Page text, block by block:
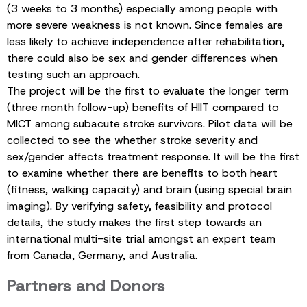
(3 weeks to 3 months) especially among people with
more severe weakness is not known. Since females are
less likely to achieve independence after rehabilitation,
there could also be sex and gender differences when
testing such an approach.
The project will be the first to evaluate the longer term
(three month follow-up) benefits of HIIT compared to
MICT among subacute stroke survivors. Pilot data will be
collected to see the whether stroke severity and
sex/gender affects treatment response. It will be the first
to examine whether there are benefits to both heart
(fitness, walking capacity) and brain (using special brain
imaging). By verifying safety, feasibility and protocol
details, the study makes the first step towards an
international multi-site trial amongst an expert team
from Canada, Germany, and Australia.
Partners and Donors